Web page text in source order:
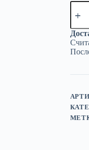
товара
декор
змея»